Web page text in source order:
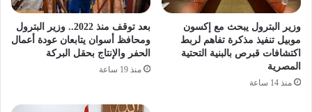
وزير البترول يبحث مع إكسون
موبيل تنفيذ مذكرة تفاهم لربط
اكتشافات قبرص بالبنية التحتية
المصرية
منذ 14 ساعة
بعد توقف منذ 2022.. وزير البترول
ومحافظ أسوان يتابعان عودة أعمال
الحفر والإنتاج بحقل البركة
منذ 19 ساعة